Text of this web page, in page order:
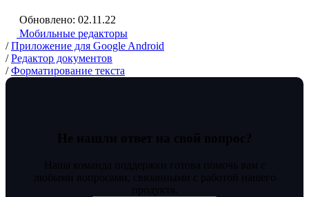
Обновлено: 02.11.22
Мобильные редакторы
/ Приложение для Google Android
/ Редактор документов
/ Форматирование текста
Не нашли ответ на свой вопрос?
Наша команда поддержки готова помочь вам с
любыми вопросами, связанными с работой нашего
продукта.